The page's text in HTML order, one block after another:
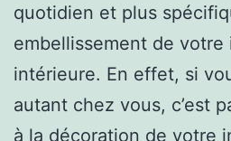
quotidien et plus
embellissement de votre
intérieure. En effet, si
autant chez vous, c’est
à la décoration de votre